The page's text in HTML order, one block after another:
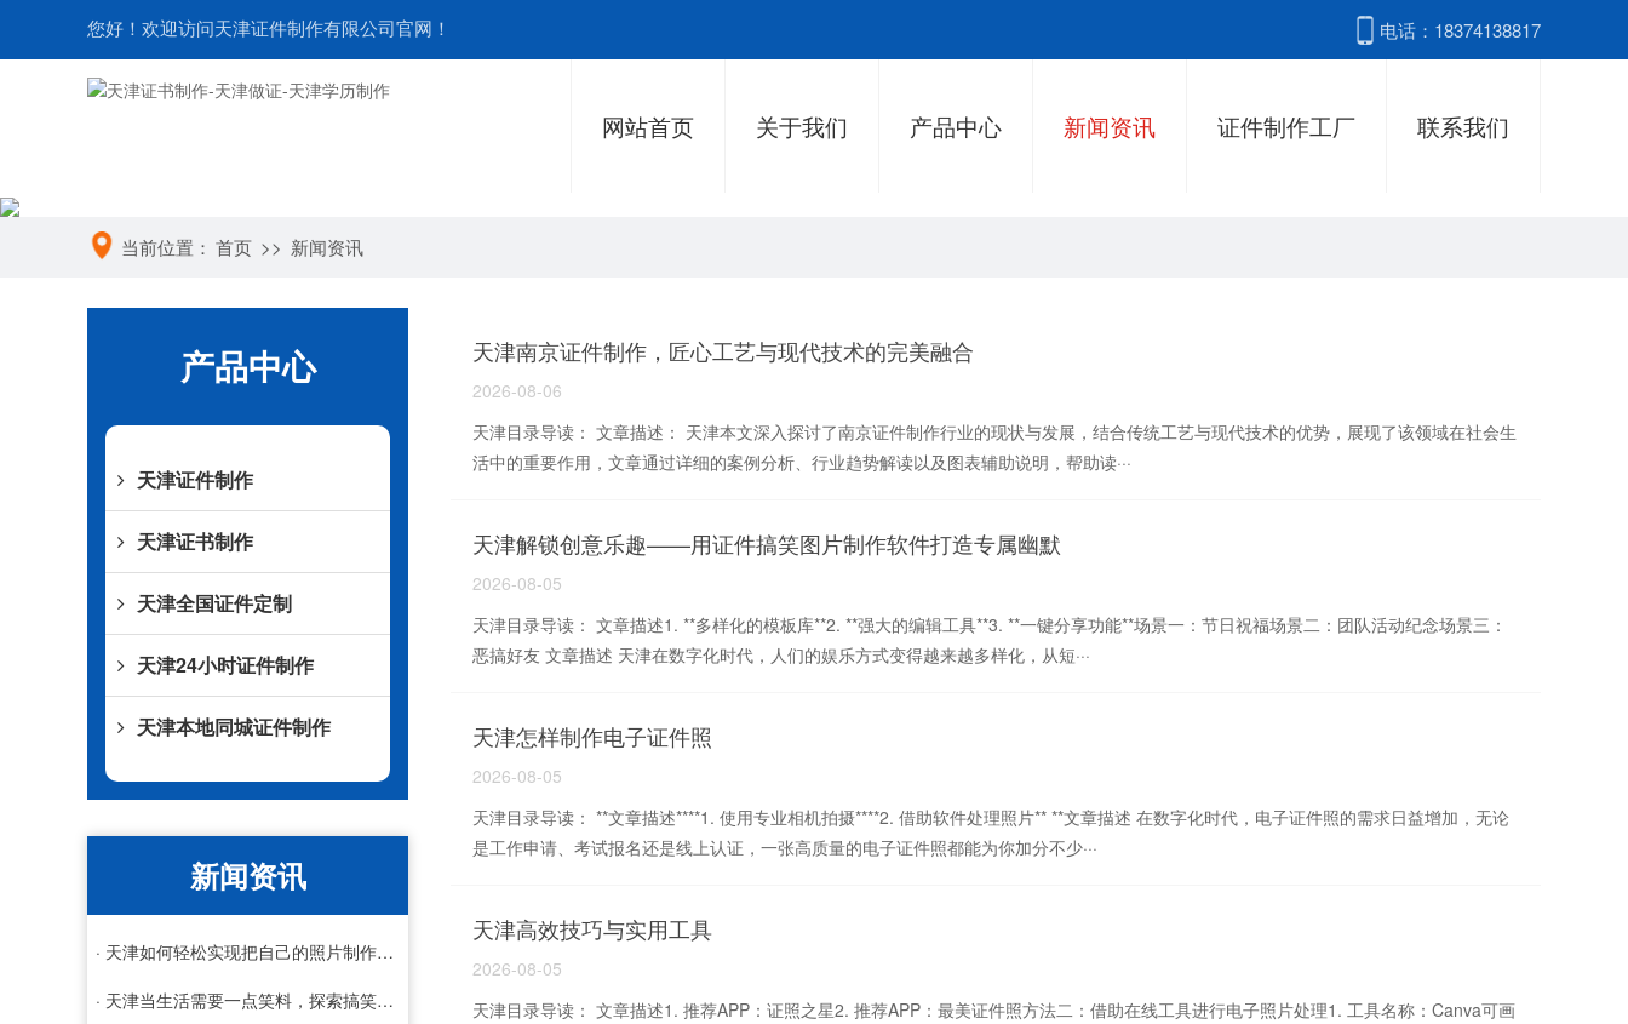
您好！欢迎访问天津证件制作有限公司官网！ 电话：18374138817
网站首页 关于我们 产品中心 新闻资讯 证件制作工厂 联系我们
当前位置： 首页 >> 新闻资讯
产品中心
天津证件制作
天津证书制作
天津全国证件定制
天津24小时证件制作
天津本地同城证件制作
新闻资讯
· 天津如何轻松实现把自己的照片制作成证件照，技巧与工具全解析
· 天津当生活需要一点笑料，探索搞笑证件制作的艺术与乐趣
天津南京证件制作，匠心工艺与现代技术的完美融合
2026-08-06
天津目录导读： 文章描述： 天津本文深入探讨了南京证件制作行业的现状与发展，结合传统工艺与现代技术的优势，展现了该领域在社会生
活中的重要作用，文章通过详细的案例分析、行业趋势解读以及图表辅助说明，帮助读···
天津解锁创意乐趣——用证件搞笑图片制作软件打造专属幽默
2026-08-05
天津目录导读： 文章描述1. **多样化的模板库**2. **强大的编辑工具**3. **一键分享功能**场景一：节日祝福场景二：团队活动纪念场景三：
恶搞好友 文章描述 天津在数字化时代，人们的娱乐方式变得越来越多样化，从短···
天津怎样制作电子证件照
2026-08-05
天津目录导读： **文章描述****1. 使用专业相机拍摄****2. 借助软件处理照片** **文章描述 在数字化时代，电子证件照的需求日益增加，无论
是工作申请、考试报名还是线上认证，一张高质量的电子证件照都能为你加分不少···
天津高效技巧与实用工具
2026-08-05
天津目录导读： 文章描述1. 推荐APP：证照之星2. 推荐APP：最美证件照方法二：借助在线工具进行电子照片处理1. 工具名称：Canva可画